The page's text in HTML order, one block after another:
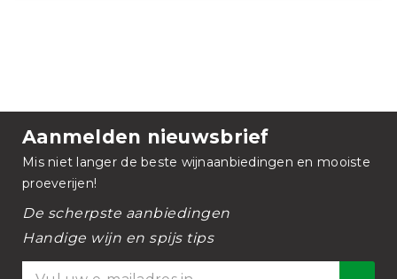
Aanmelden nieuwsbrief
Mis niet langer de beste wijnaanbiedingen en mooiste
proeverijen!
De scherpste aanbiedingen
Handige wijn en spijs tips